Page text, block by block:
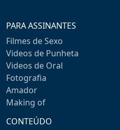
PARA ASSINANTES
Filmes de Sexo
Videos de Punheta
Videos de Oral
Fotografia
Amador
Making of
CONTEÚDO